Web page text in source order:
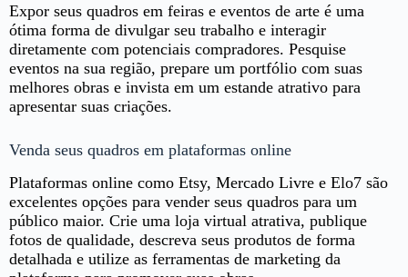
Expor seus quadros em feiras e eventos de arte é uma
ótima forma de divulgar seu trabalho e interagir
diretamente com potenciais compradores. Pesquise
eventos na sua região, prepare um portfólio com suas
melhores obras e invista em um estande atrativo para
apresentar suas criações.
Venda seus quadros em plataformas online
Plataformas online como Etsy, Mercado Livre e Elo7 são
excelentes opções para vender seus quadros para um
público maior. Crie uma loja virtual atrativa, publique
fotos de qualidade, descreva seus produtos de forma
detalhada e utilize as ferramentas de marketing da